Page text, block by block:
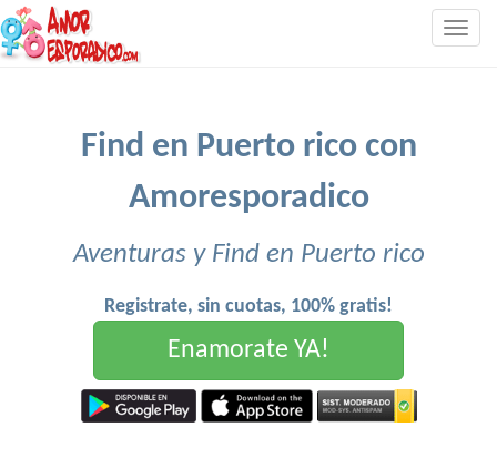
Find en Puerto rico con
Amoresporadico
Aventuras y Find en Puerto rico
Registrate, sin cuotas, 100% gratis!
Enamorate YA!